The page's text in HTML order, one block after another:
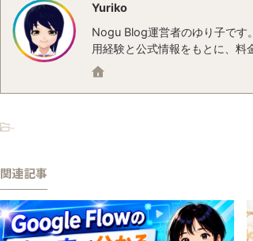
Yuriko
Nogu Blog運営者のゆり子です
用経験と公式情報をもとに、料
-
関連記事